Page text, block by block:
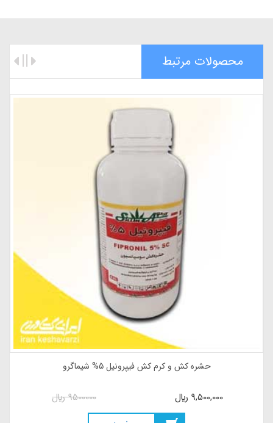
محصولات مرتبط
حشره کش و کرم کش فیپرونیل 5% شیماگرو
9500000ريال 9,500,000 ريال